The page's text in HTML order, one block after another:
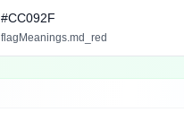
#CC092F
flagMeanings.md_red